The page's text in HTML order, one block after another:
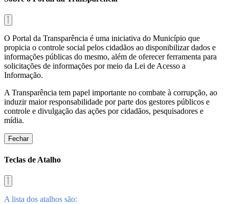
O Portal da Transparência é uma iniciativa do Município que
propicia o controle social pelos cidadãos ao disponibilizar dados e
informações públicas do mesmo, além de oferecer ferramenta para
solicitações de informações por meio da Lei de Acesso a
Informação.
A Transparência tem papel importante no combate à corrupção, ao
induzir maior responsabilidade por parte dos gestores públicos e
controle e divulgação das ações por cidadãos, pesquisadores e
mídia.
Fechar
Teclas de Atalho
A lista dos atalhos são: